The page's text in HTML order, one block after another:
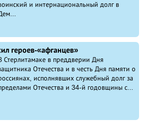
и интернациональный долг в
героев-«афганцев»
Стерлитамаке в преддверии Дня
Отечества и в честь Дня памяти о
исполнявших служебный долг за
Отечества и 34-й годовщины с...